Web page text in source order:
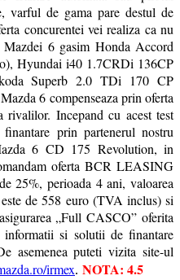
varful de gama pare destul de
concurentei vei realiza ca nu
6 gasim Honda Accord
Hyundai i40 1.7CRDi 136CP
Superb 2.0 TDi 170 CP
6 compenseaza prin oferta
Incepand cu acest test
prin partenerul nostru
6 CD 175 Revolution, in
oferta BCR LEASING
25%, perioada 4 ani, valoarea
de 558 euro (TVA inclus) si
„Full CASCO” oferita
si solutii de finantare
asemenea puteti vizita site-ul
irmex. NOTA: 4.5